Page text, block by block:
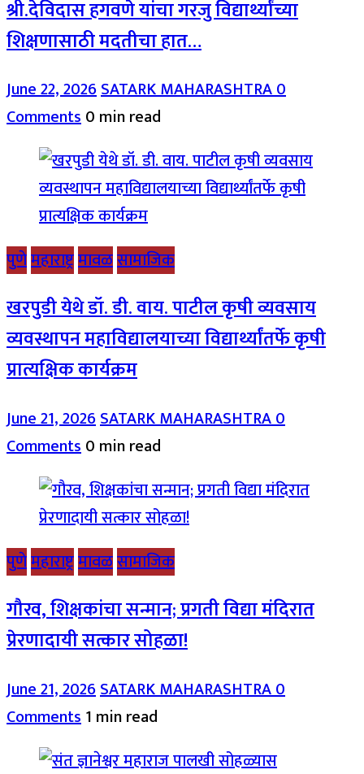
श्री.देविदास हगवणे यांचा गरजु विद्यार्थ्यांच्या
शिक्षणासाठी मदतीचा हात…
June 22, 2026SATARK MAHARASHTRA0
Comments0 min read
पुणेमहाराष्ट्रमावळसामाजिक
खरपुडी येथे डॉ. डी. वाय. पाटील कृषी व्यवसाय
व्यवस्थापन महाविद्यालयाच्या विद्यार्थ्यांतर्फे कृषी
प्रात्यक्षिक कार्यक्रम
June 21, 2026SATARK MAHARASHTRA0
Comments0 min read
पुणेमहाराष्ट्रमावळसामाजिक
गौरव, शिक्षकांचा सन्मान; प्रगती विद्या मंदिरात
प्रेरणादायी सत्कार सोहळा!
June 21, 2026SATARK MAHARASHTRA0
Comments1 min read